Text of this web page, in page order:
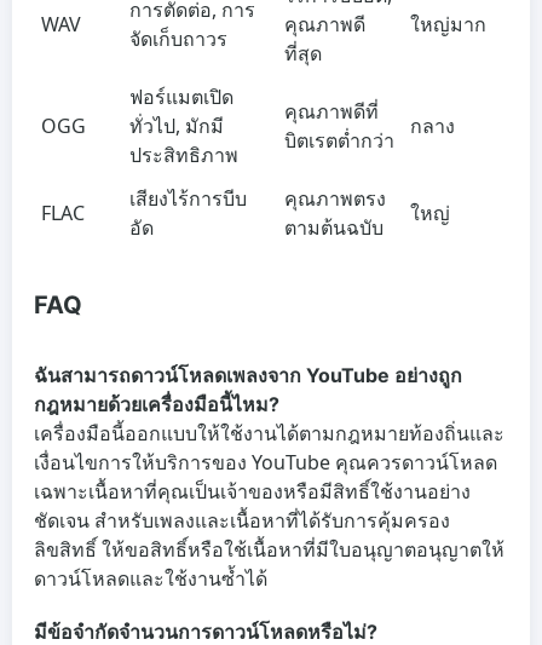
WAV
การตัดต่อ, การ
จัดเก็บถาวร
คุณภาพดี
ที่สุด
ใหญ่มาก
OGG
ฟอร์แมตเปิด
ทั่วไป, มักมี
ประสิทธิภาพ
คุณภาพดีที่
บิตเรตต่ำกว่า
กลาง
FLAC
เสียงไร้การบีบ
อัด
คุณภาพตรง
ตามต้นฉบับ
ใหญ่
FAQ
ฉันสามารถดาวน์โหลดเพลงจาก YouTube อย่างถูก
กฎหมายด้วยเครื่องมือนี้ไหม?
เครื่องมือนี้ออกแบบให้ใช้งานได้ตามกฎหมายท้องถิ่นและ
เงื่อนไขการให้บริการของ YouTube คุณควรดาวน์โหลด
เฉพาะเนื้อหาที่คุณเป็นเจ้าของหรือมีสิทธิ์ใช้งานอย่าง
ชัดเจน สำหรับเพลงและเนื้อหาที่ได้รับการคุ้มครอง
ลิขสิทธิ์ ให้ขอสิทธิ์หรือใช้เนื้อหาที่มีใบอนุญาตอนุญาตให้
ดาวน์โหลดและใช้งานซ้ำได้
มีข้อจำกัดจำนวนการดาวน์โหลดหรือไม่?